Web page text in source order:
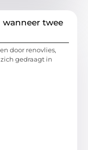
wanneer twee
door renovlies,
gedraagt in